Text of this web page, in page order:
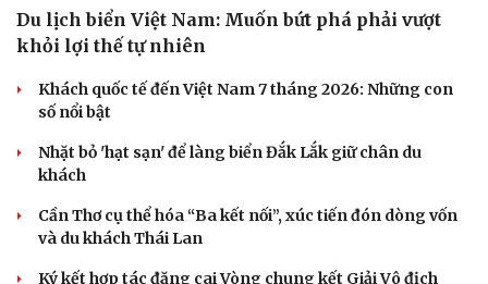
Iran tranh thủ “khoảng ngừng” giao tranh với Mỹ để
củng cố sức mạnh quân sự
Công bố Quyết định thành lập Tiểu đoàn Hỗn hợp Lý
Sơn, tỉnh Quảng Ngãi
Tàu ngầm Nga "mặc áo giáp” để đối phó UAV Ukraine
Thủ đô Moscow của Nga tăng cường phòng thủ trước
nguy cơ UAV tấn công
VĂN HÓA